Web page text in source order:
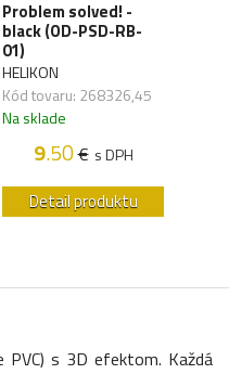
Problem solved! -
black (OD-PSD-RB-
01)
HELIKON
Kód tovaru: 268326,45
Na sklade
9.50€ s DPH
Detail produktu
PVC) s 3D efektom. Každá